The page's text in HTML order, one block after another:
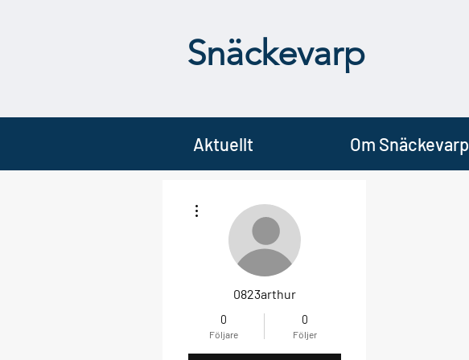
Snäckevarp
Aktuellt Om Snäckevarp
0823arthur
0
Följare
0
Följer